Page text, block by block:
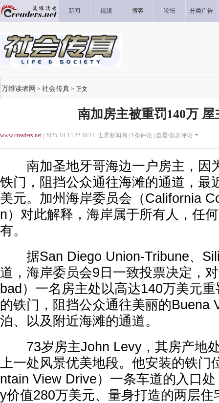
新闻 视频 博客 论坛 分类广告
万维读者网 > 社会传真 > 正文
南加房主被重罚140万 屋
www.creaders.net| 2025-10-13 22:10:14 世界新闻网 | 1条评论 | 查看/发表评论
南加圣地牙哥海边一户房主，因
铁门，阻挡公众通往海滩的通道，最
美元。加州海岸委员会（California
n）对此解释，海岸属于所有人，任
有。
据San Diego Union-Tribune、
道，海岸委员会9日一致投票决定，
bad）一名房主处以高达140万美元
的铁门，阻挡公众通往美丽的Buena
泊、以及附近海滩的通道。
73岁房主John Levy，其房产地
上一处风景优美地段。他安装的铁门
ntain View Drive）一条车道的入口
y价值280万美元、量身打造的两层住